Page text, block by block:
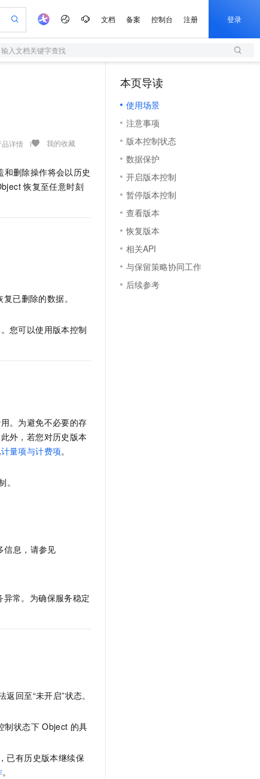
文档 备案 控制台 注册 登录
输入文档关键字查找
品详情 我的收藏
删除操作将会以历史
恢复至任意时刻
已删除的数据。
您可以使用版本控制
。为避免不必要的存
外，若您对历史版本
计量项与计费项。
。
信息，请参见
异常。为确保服务稳定
回至“未开启”状态。
制状态下 Object 的具
已有历史版本继续保
。
本页导读
使用场景
注意事项
版本控制状态
数据保护
开启版本控制
暂停版本控制
查看版本
恢复版本
相关API
与保留策略协同工作
后续参考
T2V
语音识别与合成
Qwen3-TTS-Flash
平台
一步搞定创意建站
全托管，含MySQL、PostgreSQL、SQL Server、MariaDB多引擎
体编程平台
轻量应用服务器
数字证书管理服务（原SSL证书）
实现全站HTTPS，呈现可信的WEB访问
短信服务
大数据开发治理平台 DataWorks
V4-Pro
QwenPaw
从聊天伙伴进化为能主动干活的本地数字员工
一句话生成原生可编辑精美 PPT 文稿
输入一句话想法, 轻松生成专业的 PPT
一键部署幻兽帕鲁游戏服务器
一键购买专属联机服务器，轻松开启游戏
漫剧工坊：一站式动画创作平台
快速生产连贯的高质量长漫剧
10 分钟搭建微信、支付宝小程序
高效部署网站，快速应用到小程序
作，一键激活电商全链路生产力
，高效打造优质广告素材
商机，让客服更高效、服务更出色。
AI 活动
AI 生产力先锋
先锋实践拓展 AI 生产力的边界
飞天发布时刻
所见，即是所愿
AI 实训营
从基础到进阶，Agent 创客手把手教你
创新加速
覆盖90%+业务场景，专享组合折扣价
精选AI产品，从模型到应用全链提效
阿里云 OPC 创新助力计划
Token 补贴，五大权
益加速 OPC 成功
专业服务
公司注册
上云迁移
代维服务
SSL 证书
划 服务伙伴合作计划
Al MaaS 服务伙伴赋能合作
伙伴信用分合作计划
更多支持
合作伙伴培训与认证
查询合作伙伴
登录合作伙伴管理后台
开发者社区
镜像站
我要反馈
我要建议
我要投诉
加入我们
校园招聘